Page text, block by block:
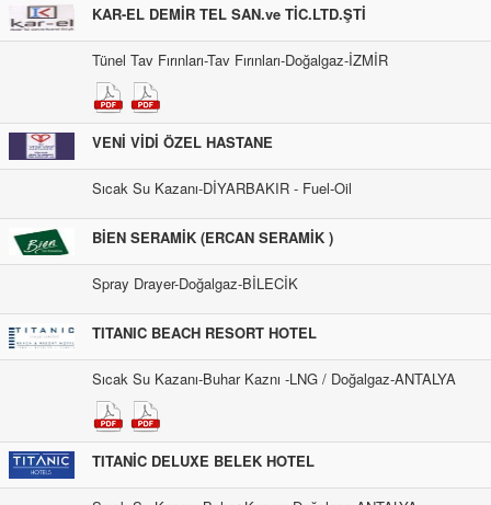
KAR-EL DEMİR TEL SAN.ve TİC.LTD.ŞTİ
Tünel Tav Fırınları-Tav Fırınları-Doğalgaz-İZMİR
VENİ VİDİ ÖZEL HASTANE
Sıcak Su Kazanı-DİYARBAKIR - Fuel-Oil
BİEN SERAMİK (ERCAN SERAMİK )
Spray Drayer-Doğalgaz-BİLECİK
TITANIC BEACH RESORT HOTEL
Sıcak Su Kazanı-Buhar Kaznı -LNG / Doğalgaz-ANTALYA
TITANİC DELUXE BELEK HOTEL